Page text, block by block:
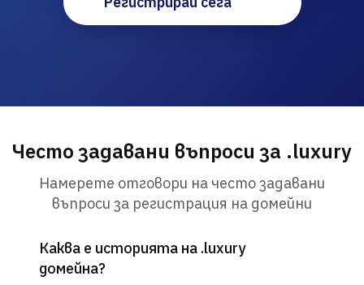
Често задавани въпроси за .luxury
Намерете отговори на често задавани
въпроси за регистрация на домейни
Каква е историята на .luxury
домейна?